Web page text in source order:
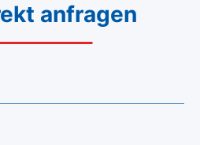
anfragen